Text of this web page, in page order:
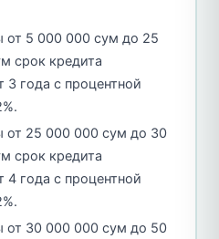
5 000 000 сум до 25
срок кредита
3 года с процентной
25 000 000 сум до 30
срок кредита
4 года с процентной
30 000 000 сум до 50